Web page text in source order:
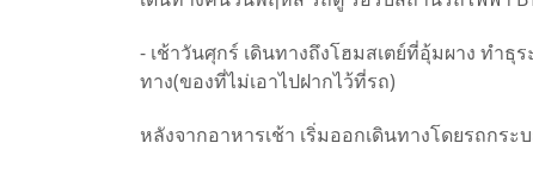
- เช้าวันศุกร์ เดินทางถึงโฮมสเตย์ที่อุ้มผาง ทำ
ทาง(ของที่ไม่เอาไปฝากไว้ที่รถ)
หลังจากอาหารเช้า เริ่มออกเดินทางโดยรถกร